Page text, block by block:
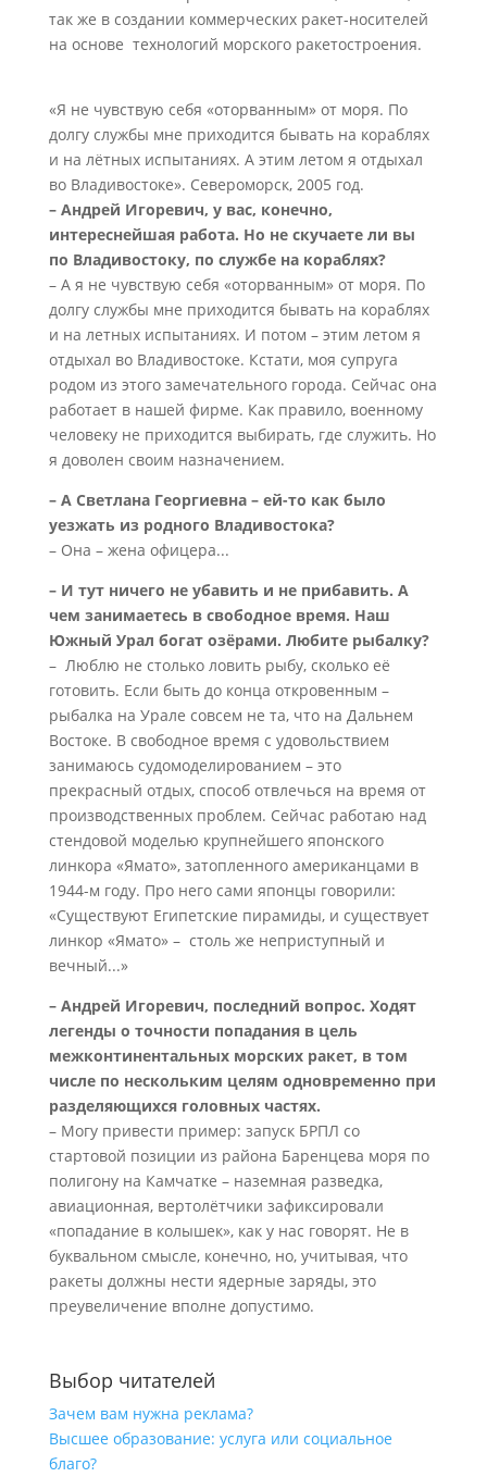
так же в создании коммерческих ракет-носителей
на основе технологий морского ракетостроения.
«Я не чувствую себя «оторванным» от моря. По
долгу службы мне приходится бывать на кораблях
и на лётных испытаниях. А этим летом я отдыхал
во Владивостоке». Североморск, 2005 год.
– Андрей Игоревич, у вас, конечно,
интереснейшая работа. Но не скучаете ли вы
по Владивостоку, по службе на кораблях?
– А я не чувствую себя «оторванным» от моря. По
долгу службы мне приходится бывать на кораблях
и на летных испытаниях. И потом – этим летом я
отдыхал во Владивостоке. Кстати, моя супруга
родом из этого замечательного города. Сейчас она
работает в нашей фирме. Как правило, военному
человеку не приходится выбирать, где служить. Но
я доволен своим назначением.
– А Светлана Георгиевна – ей-то как было
уезжать из родного Владивостока?
– Она – жена офицера...
– И тут ничего не убавить и не прибавить. А
чем занимаетесь в свободное время. Наш
Южный Урал богат озёрами. Любите рыбалку?
– Люблю не столько ловить рыбу, сколько её
готовить. Если быть до конца откровенным –
рыбалка на Урале совсем не та, что на Дальнем
Востоке. В свободное время с удовольствием
занимаюсь судомоделированием – это
прекрасный отдых, способ отвлечься на время от
производственных проблем. Сейчас работаю над
стендовой моделью крупнейшего японского
линкора «Ямато», затопленного американцами в
1944-м году. Про него сами японцы говорили:
«Существуют Египетские пирамиды, и существует
линкор «Ямато» – столь же неприступный и
вечный...»
– Андрей Игоревич, последний вопрос. Ходят
легенды о точности попадания в цель
межконтинентальных морских ракет, в том
числе по нескольким целям одновременно при
разделяющихся головных частях.
– Могу привести пример: запуск БРПЛ со
стартовой позиции из района Баренцева моря по
полигону на Камчатке – наземная разведка,
авиационная, вертолётчики зафиксировали
«попадание в колышек», как у нас говорят. Не в
буквальном смысле, конечно, но, учитывая, что
ракеты должны нести ядерные заряды, это
преувеличение вполне допустимо.
Выбор читателей
Зачем вам нужна реклама?
Высшее образование: услуга или социальное
благо?